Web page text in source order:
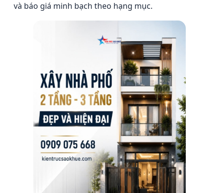
và báo giá minh bạch theo hạng mục.